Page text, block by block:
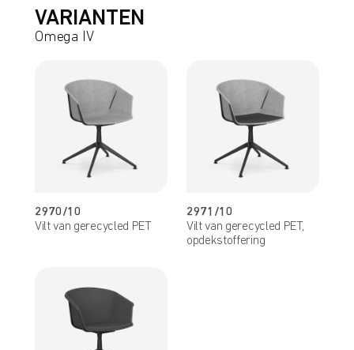
VARIANTEN
Omega IV
2970/10
Vilt van gerecycled PET
2971/10
Vilt van gerecycled PET,
opdekstoffering